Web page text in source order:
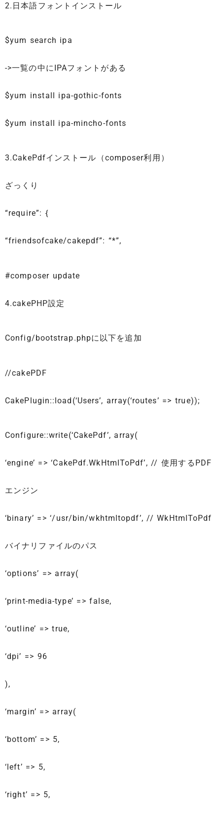
2.日本語フォントインストール
$yum search ipa
->一覧の中にIPAフォントがある
$yum install ipa-gothic-fonts
$yum install ipa-mincho-fonts
3.CakePdfインストール（composer利用）
ざっくり
“require”: {
“friendsofcake/cakepdf”: “*”,
#composer update
4.cakePHP設定
Config/bootstrap.phpに以下を追加
//cakePDF
CakePlugin::load(‘Users’, array(‘routes’ => true));
Configure::write(‘CakePdf’, array(
‘engine’ => ‘CakePdf.WkHtmlToPdf’, // 使用するPDF
エンジン
‘binary’ => ‘/usr/bin/wkhtmltopdf’, // WkHtmlToPdf
バイナリファイルのパス
‘options’ => array(
‘print-media-type’ => false,
‘outline’ => true,
‘dpi’ => 96
),
‘margin’ => array(
‘bottom’ => 5,
‘left’ => 5,
‘right’ => 5,